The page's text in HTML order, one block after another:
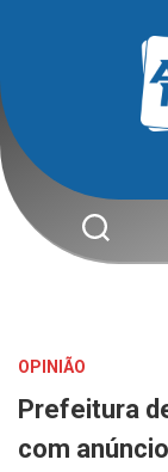
OPINIÃO
Prefeitura
com